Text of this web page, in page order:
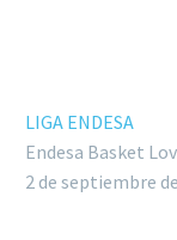
LIGA ENDESA
Endesa Basket
2 de septiembre